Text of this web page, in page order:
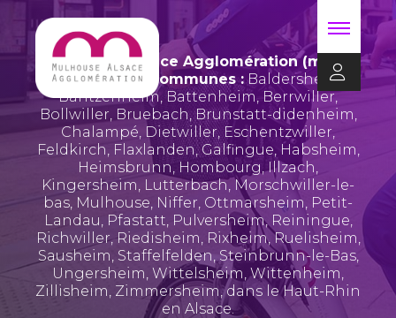
Mulhouse Alsace Agglomération (m2A)
regroupe 39 communes : Baldersheim,
Bantzenheim, Battenheim, Berrwiller,
Bollwiller, Bruebach,Brunstatt-didenheim,
Chalampé, Dietwiller, Eschentzwiller,
Feldkirch, Flaxlanden,Galfingue, Habsheim,
Heimsbrunn, Hombourg,Illzach,
Kingersheim, Lutterbach, Morschwiller-le-
bas, Mulhouse, Niffer, Ottmarsheim, Petit-
Landau, Pfastatt, Pulversheim, Reiningue,
Richwiller, Riedisheim, Rixheim,Ruelisheim,
Sausheim, Staffelfelden, Steinbrunn-le-Bas,
Ungersheim, Wittelsheim,Wittenheim,
Zillisheim, Zimmersheim, dans le Haut-Rhin
en Alsace.